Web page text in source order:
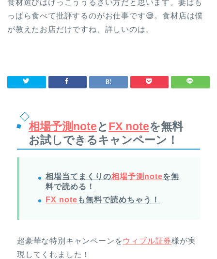
食材選びはけっこううるさい方だと思います。妻はも
っぱら食べて批評するのがお仕事です😅。食材店は僕
が教えたお店だけですね、詳しいのは。
相場予測noteとFX noteを無料
お試しできるキャンペーン！
相場当てまくりの相場予測noteを無
料で読める！
FX note も無料で読めちゃう！
超豪華な特別キャンペーンを ウィブル証券様が実
現してくれました！